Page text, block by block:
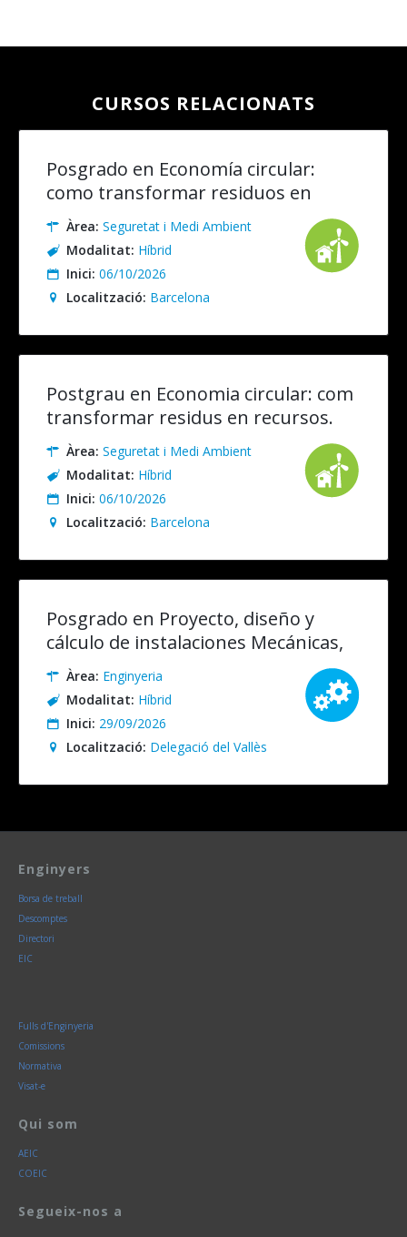
CURSOS RELACIONATS
Posgrado en Economía circular:
como transformar residuos en
recursos. Presencial/Online en
Directo
Àrea: Seguretat i Medi Ambient
Modalitat: Híbrid
Inici: 06/10/2026
Localització: Barcelona
Postgrau en Economia circular: com
transformar residus en recursos.
Presencial/Online en Directe
Àrea: Seguretat i Medi Ambient
Modalitat: Híbrid
Inici: 06/10/2026
Localització: Barcelona
Posgrado en Proyecto, diseño y
cálculo de instalaciones Mecánicas,
Eléctricas y Especiales. Presencial
(recomendable)/Online
Àrea: Enginyeria
Modalitat: Híbrid
Inici: 29/09/2026
Localització: Delegació del Vallès
Enginyers
Borsa de treball
Descomptes
Directori
EIC
Fulls d'Enginyeria
Comissions
Normativa
Visat-e
Qui som
AEIC
COEIC
Segueix-nos a